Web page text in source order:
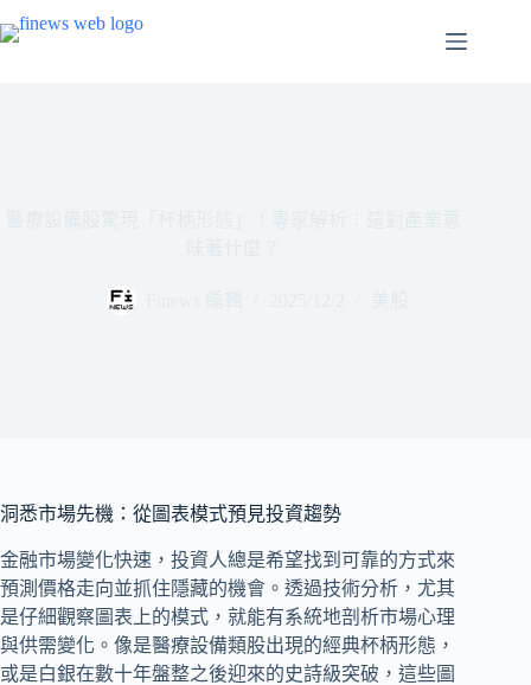
至
洞悉市場先機：從圖表模式預見投資趨勢
金融市場變化快速，投資人總是希望找到可靠的方式來
預測價格走向並抓住隱藏的機會。透過技術分析，尤其
是仔細觀察圖表上的模式，就能有系統地剖析市場心理
與供需變化。像是醫療設備類股出現的經典杯柄形態，
或是白銀在數十年盤整之後迎來的史詩級突破，這些圖